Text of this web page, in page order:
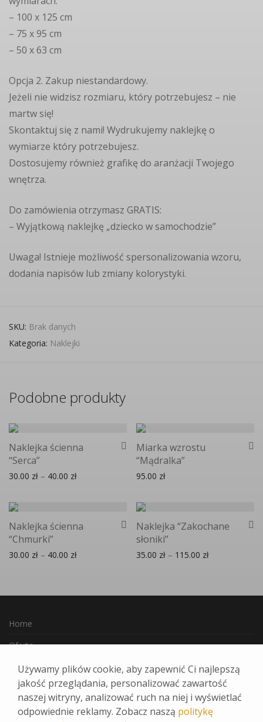
– 100 x 125 cm
– 75 x 95 cm
– 50 x 63 cm
Opcja 2. Zakup niestandardowy.
Jeżeli nie widzisz rozmiaru, który potrzebujesz – nie
martw się!
Skontaktuj się z nami! Wydrukujemy naklejkę o
wymiarze który potrzebujesz.
Dostosujemy również grafikę do aranżacji Twojego
wnętrza.
Do zamówienia otrzymasz GRATIS:
– Wyjątkową naklejkę „dziecko w samochodzie”
Uwaga! Istnieje możliwość spersonalizowania wzoru,
dodania napisów lub zmiany kolorystyki.
SKU: Brak danych
Kategoria: Naklejki
Podobne produkty
Naklejka ścienna
“Serca”
30.00 zł – 40.00 złZakres cen: od 30.00 zł do 40.00 zł
Miarka wzrostu
“Mądralka”
95.00 zł
Naklejka ścienna
“Chmurki”
30.00 zł – 40.00 złZakres cen: od 30.00 zł do 40.00 zł
Naklejka “Zakochane
słoniki”
35.00 zł – 115.00 złZakres cen:
Home
Oferta
Jak Zamawiać
Ulubione
Kontakt
Używamy plików cookie, aby zapewnić Ci najlepszą
jakość przeglądania, personalizować zawartość
naszej witryny, analizować ruch na niej i wyświetlać
odpowiednie reklamy. Zobacz naszą politykę